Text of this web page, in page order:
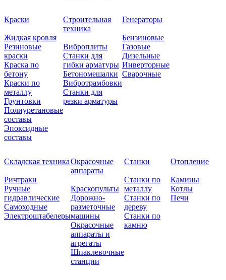
Краски
Жидкая кровля
Резиновые
краски
Краска по
бетону
Краски по
металлу
Грунтовки
Полиуретановые
составы
Эпоксидные
составы
Строительная
техника
Виброплиты
Станки для
гибки арматуры
Бетономешалки
Вибротрамбовки
Станки для
резки арматуры
Генераторы
Бензиновые
Газовые
Дизельные
Инверторные
Сварочные
Складская техника
Ричтраки
Ручные
гидравлические
Самоходные
Электроштабелеры
Окрасочные
аппараты
Краскопульты
Дорожно-
разметочные
машины
Окрасочные
аппараты и
агрегаты
Шпаклевочные
станции
Станки
Станки по
металлу
Станки по
дереву
Станки по
камню
Отопление
Камины
Котлы
Печи